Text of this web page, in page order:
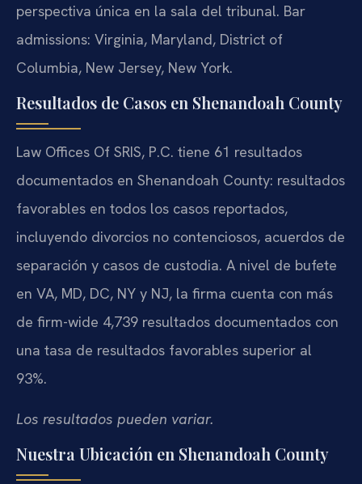
perspectiva única en la sala del tribunal. Bar
admissions: Virginia, Maryland, District of
Columbia, New Jersey, New York.
Resultados de Casos en Shenandoah County
Law Offices Of SRIS, P.C. tiene 61 resultados
documentados en Shenandoah County: resultados
favorables en todos los casos reportados,
incluyendo divorcios no contenciosos, acuerdos de
separación y casos de custodia. A nivel de bufete
en VA, MD, DC, NY y NJ, la firma cuenta con más
de firm-wide 4,739 resultados documentados con
una tasa de resultados favorables superior al
93%.
Los resultados pueden variar.
Nuestra Ubicación en Shenandoah County